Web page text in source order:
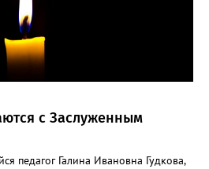
с Заслуженным
педагог Галина Ивановна Гудкова,